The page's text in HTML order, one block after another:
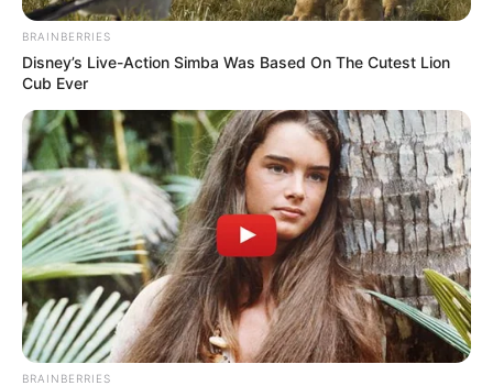
BRAINBERRIES
Disney’s Live-Action Simba Was Based On The Cutest Lion
Cub Ever
BRAINBERRIES